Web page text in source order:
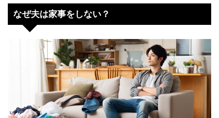
なぜ夫は家事をしない？